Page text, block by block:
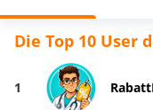
Die Top 10 User
1